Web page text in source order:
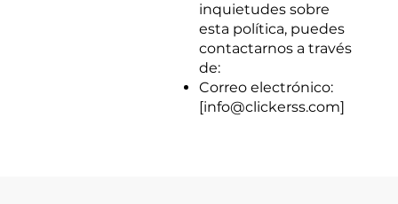
inquietudes sobre
esta política, puedes
contactarnos a través
de:
Correo electrónico:
[info@clickerss.com]